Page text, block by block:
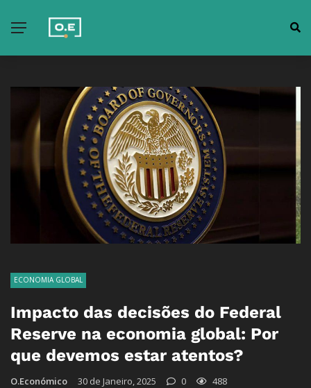
ECONOMIA GLOBAL
Impacto das decisões do Federal
Reserve na economia global: Por
que devemos estar atentos?
O.Económico 30 de Janeiro, 2025 0 488